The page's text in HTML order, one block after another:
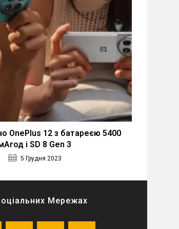
OnePlus 12 з батареєю 5400
і SD 8 Gen 3
5 Грудня 2023
Мережах